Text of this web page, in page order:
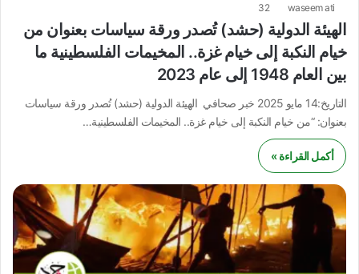
waseem ati
32
الهيئة الدولية (حشد) تُصدر ورقة سياسات بعنوان من
خيام النكبة إلى خيام غزة.. المخيمات الفلسطينية ما
بين العام 1948 إلى عام 2023
التاريخ:14 مايو 2025 خبر صحافي الهيئة الدولية (حشد) تُصدر ورقة سياسات
بعنوان: “من خيام النكبة إلى خيام غزة.. المخيمات الفلسطينية…
أكمل القراءة »